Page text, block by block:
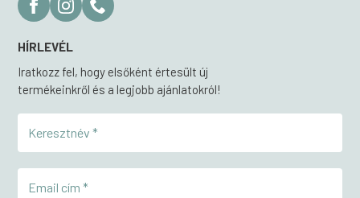
HÍRLEVÉL
Iratkozz fel, hogy elsőként értesült új
termékeinkről és a legjobb ajánlatokról!